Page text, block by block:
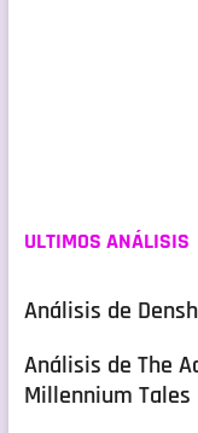
ULTIMOS ANÁLISIS
Análisis de
Análisis de The
Millennium Tales